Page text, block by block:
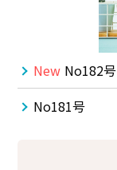
New No182号
No181号